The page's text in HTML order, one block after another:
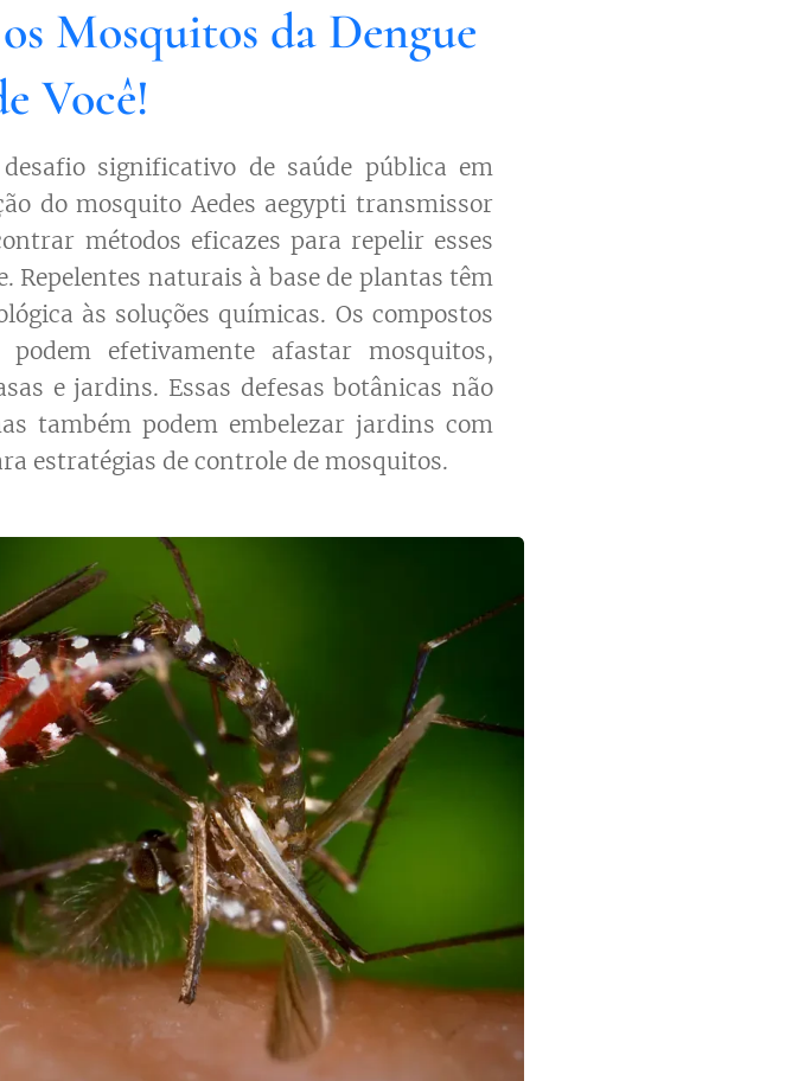
Mosquitos da Dengue
Você!
significativo de saúde pública em
do mosquito Aedes aegypti transmissor
métodos eficazes para repelir esses
naturais à base de plantas têm
às soluções químicas. Os compostos
efetivamente afastar mosquitos,
e jardins. Essas defesas botânicas não
também podem embelezar jardins com
estratégias de controle de mosquitos.